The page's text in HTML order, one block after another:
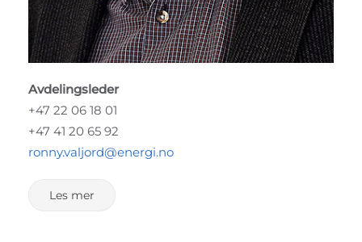
Avdelingsleder
+47 22 06 18 01
+47 41 20 65 92
ronny.valjord@energi.no
Les mer